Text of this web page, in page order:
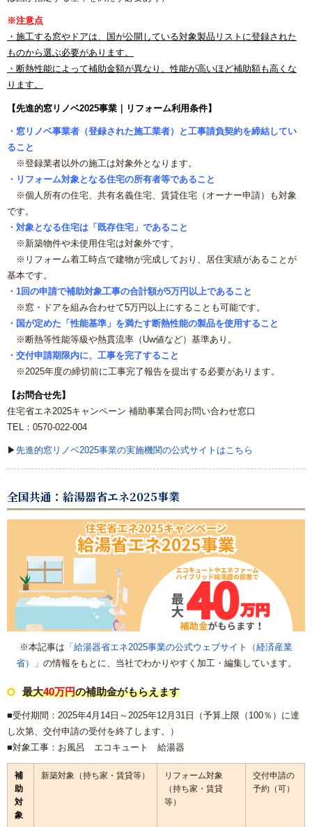
※注意点
・施工する窓やドアは、国が公開している対象製品リストに登録された
ものから選ぶ必要があります。
・断熱性能によって補助金額が異なり、性能が高いほど補助額も高くな
ります。
【先進的窓リノベ2025事業｜リフォーム利用条件】
・窓リノベ事業者（登録された施工業者）と工事請負契約を締結してい
ること
※登録業者以外の施工は対象外となります。
・リフォーム対象となる住宅の所有者等であること
※個人所有の住宅、共有名義住宅、賃貸住宅（オーナー申請）も対象
です。
・対象となる住宅は「既存住宅」であること
※新築物件や未使用住宅は対象外です。
※リフォーム着工時点で建物が完成しており、居住実績があることが
基本です。
・1回の申請で補助対象工事の合計額が5万円以上であること
※窓・ドアを組み合わせて5万円以上にすることも可能です。
・国が定めた「性能基準」を満たす断熱性能の製品を使用すること
※断熱等性能等級や熱貫流率（Uw値など）基準あり。
・交付申請期限内に、工事を完了すること
※2025年度の締切前に工事完了報告を提出する必要があります。
【お問合せ先】
住宅省エネ2025キャンペーン 補助事業合同お問い合わせ窓口
TEL：0570-022-004
▶先進的窓リノベ2025事業の実施機関の公式サイトはこちら
全国共通：給湯器省エネ2025事業
※本記事は 「給湯器省エネ2025事業の公式ウェブサイト（経済産業
省）」 の情報をもとに、当社でわかりやすく加工・編集しています。
最大40万円の補助金がもらえます
■受付期間：2025年4月14日～2025年12月31日（予算上限（100％）に達
し次第、交付申請の受付を終了します。）
■対象工事：お風呂 エコキュート 給湯器
補
助
対
象
新築対象（持ち家・賃貸等）
リフォーム対象
（持ち家・賃貸
等）
交付申請の
予約（可）